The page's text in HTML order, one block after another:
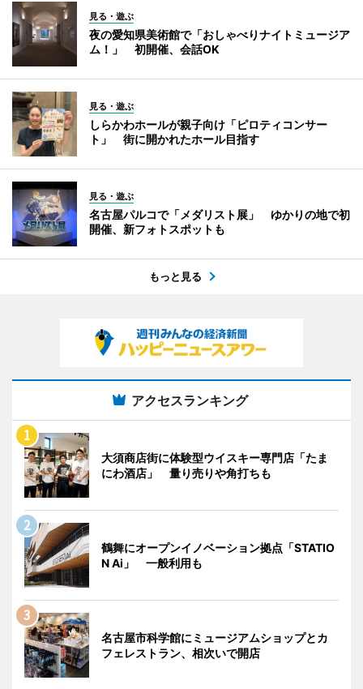
見る・遊ぶ
夜の愛知県美術館で「おしゃべりナイトミュージア
ム！」 初開催、会話OK
見る・遊ぶ
しらかわホールが親子向け「ピロティコンサー
ト」 街に開かれたホール目指す
見る・遊ぶ
名古屋パルコで「メダリスト展」 ゆかりの地で初
開催、新フォトスポットも
もっと見る
アクセスランキング
大須商店街に体験型ウイスキー専門店「たま
にわ酒店」 量り売りや角打ちも
鶴舞にオープンイノベーション拠点「STATIO
N Ai」 一般利用も
名古屋市科学館にミュージアムショップとカ
フェレストラン、相次いで開店